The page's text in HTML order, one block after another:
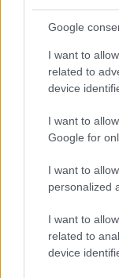
Google
I want to
related to
device
I want to
Google for
I want to
personalized
I want to
related to
device
Ροή
Τραγικό
απωλειών
πόλεμο